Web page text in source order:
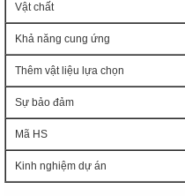
Vật chất
Khả năng cung ứng
Thêm vật liệu lựa chọn
Sự bảo đảm
Mã HS
Kinh nghiệm dự án